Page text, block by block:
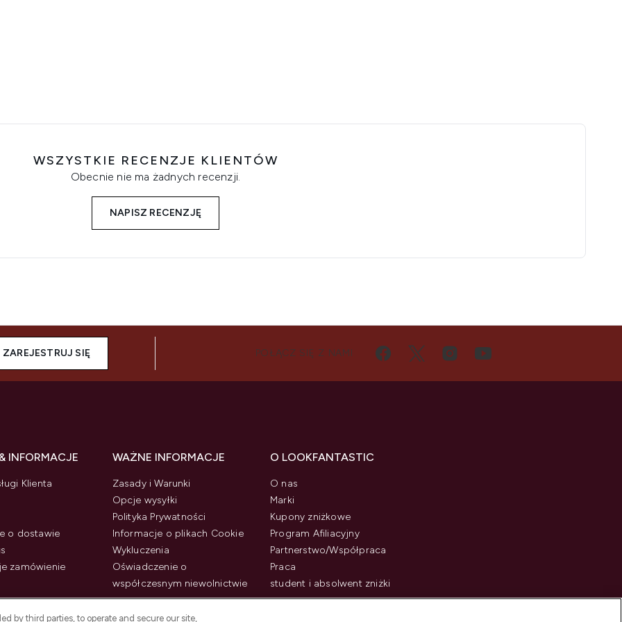
WSZYSTKIE RECENZJE KLIENTÓW
Obecnie nie ma żadnych recenzji.
NAPISZ RECENZJĘ
ZAREJESTRUJ SIĘ POŁĄCZ SIĘ Z NAMI
INFORMACJE
Klienta
o dostawie
zamówienie
WAŻNE INFORMACJE
Zasady i Warunki
Opcje wysyłki
Polityka Prywatności
Informacje o plikach Cookie
Wykluczenia
Oświadczenie o
współczesnym niewolnictwie
O LOOKFANTASTIC
O nas
Marki
Kupony zniżkowe
Program Afiliacyjny
Partnerstwo/Współpraca
Praca
student i absolwent zniżki
by third parties, to operate and secure our site,